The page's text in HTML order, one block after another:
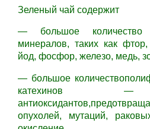
Зеленый чай содержит
— большое количество
минералов, таких как
йод, фосфор, железо, медь,
— большое
катехинов —
опухолей, мутаций,